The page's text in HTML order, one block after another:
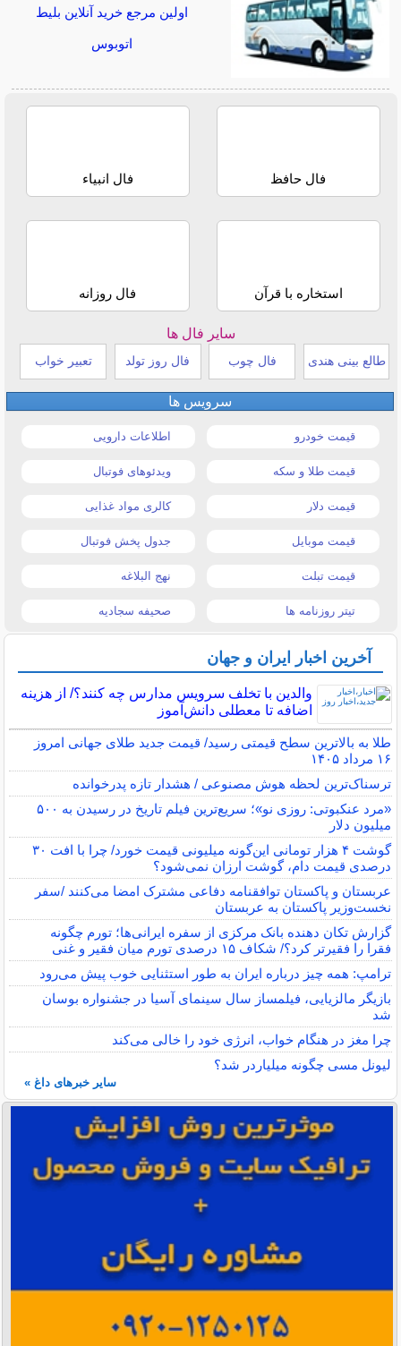
اولین مرجع خرید آنلاین بلیط
اتوبوس
فال حافظ فال انبیاء
استخاره با قرآن فال روزانه
سایر فال ها
طالع بینی هندی فال چوب فال روز تولد تعبیر خواب
سرویس ها
قیمت خودرو اطلاعات دارویی
قیمت طلا و سکه ویدئوهای فوتبال
قیمت دلار کالری مواد غذایی
قیمت موبایل جدول پخش فوتبال
قیمت تبلت نهج البلاغه
تیتر روزنامه ها صحیفه سجادیه
آخرین اخبار ایران و جهان
والدین با تخلف سرویس مدارس چه کنند؟/ از هزینه
اضافه تا معطلی دانش‌آموز
طلا به بالاترین سطح قیمتی رسید/ قیمت جدید طلای جهانی امروز
۱۶ مرداد ۱۴۰۵
ترسناک‌ترین لحظه هوش مصنوعی / هشدار تازه پدرخوانده
«مرد عنکبوتی: روزی نو»؛ سریع‌ترین فیلم تاریخ در رسیدن به ۵۰۰
میلیون دلار
گوشت ۴ هزار تومانی این‌گونه میلیونی قیمت خورد/ چرا با افت ۳۰
درصدی قیمت دام، گوشت ارزان نمی‌شود؟
عربستان و پاکستان توافقنامه دفاعی مشترک امضا می‌کنند /سفر
نخست‌وزیر پاکستان به عربستان
گزارش تکان‌ دهنده بانک مرکزی از سفره ایرانی‌ها؛ تورم چگونه
فقرا را فقیرتر کرد؟/ شکاف ۱۵ درصدی تورم میان فقیر و غنی
ترامپ: همه چیز درباره ایران به طور استثنایی خوب پیش می‌رود
بازیگر مالزیایی، فیلمساز سال سینمای آسیا در جشنواره بوسان
شد
چرا مغز در هنگام خواب، انرژی خود را خالی می‌کند
لیونل مسی چگونه میلیاردر شد؟
سایر خبرهای داغ »